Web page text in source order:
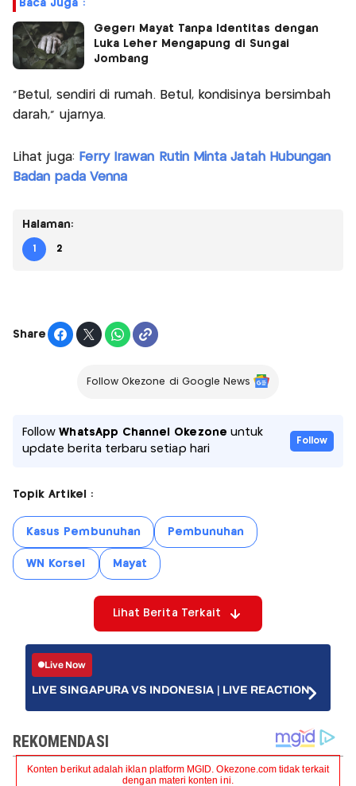
Baca Juga :
Geger! Mayat Tanpa Identitas dengan
Luka Leher Mengapung di Sungai
Jombang
“Betul, sendiri di rumah. Betul, kondisinya bersimbah
darah,” ujarnya.
Lihat juga: Ferry Irawan Rutin Minta Jatah Hubungan
Badan pada Venna
Halaman:
1 2
Share
Follow Okezone di Google News
FollowWhatsApp Channel Okezone untuk
update berita terbaru setiap hari
Follow
Topik Artikel :
Kasus Pembunuhan Pembunuhan
WN Korsel Mayat
Lihat Berita Terkait
Live Now
LIVE SINGAPURA VS INDONESIA | LIVE REACTION